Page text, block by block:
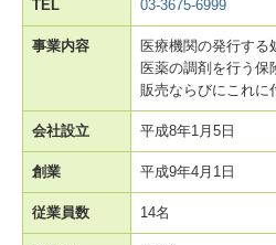
TEL 03-3675-6999
事業内容
医療機関の発行する
医薬の調剤を行う保
販売ならびにこれに
会社設立 平成8年1月5日
創業 平成9年4月1日
従業員数 14名